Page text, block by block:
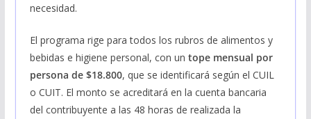
necesidad.
El programa rige para todos los rubros de alimentos y
bebidas e higiene personal, con un tope mensual por
persona de $18.800, que se identificará según el CUIL
o CUIT. El monto se acreditará en la cuenta bancaria
del contribuyente a las 48 horas de realizada la